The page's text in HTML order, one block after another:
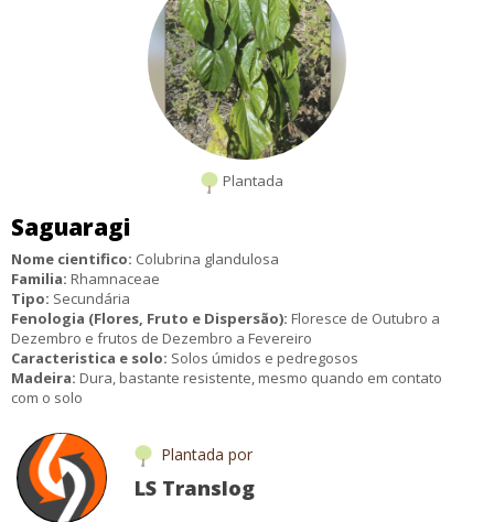
Plantada
Saguaragi
Nome cientifico: Colubrina glandulosa
Familia: Rhamnaceae
Tipo: Secundária
Fenologia (Flores, Fruto e Dispersão): Floresce de Outubro a
Dezembro e frutos de Dezembro a Fevereiro
Caracteristica e solo: Solos úmidos e pedregosos
Madeira: Dura, bastante resistente, mesmo quando em contato
com o solo
Utilidade:Postes, mourões, dormentes
Ocorrência:Ceará até o Rio Grande do Sul, dipersa também por
Minas Gerais, São Paulo e Paraná
Fonte:Internet
Plantada por
LS Translog